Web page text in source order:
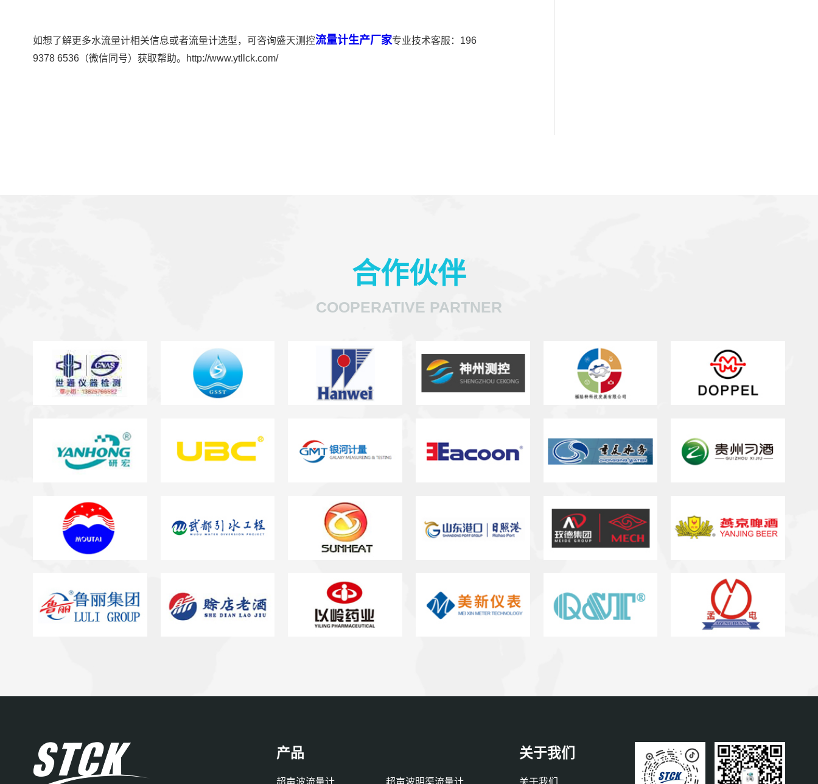
如想了解更多水流量计相关信息或者流量计选型，可咨询盛天测控流量计生产厂家专业技术客服：196
9378 6536（微信同号）获取帮助。http://www.ytllck.com/
合作伙伴
COOPERATIVE PARTNER
产品
超声波流量计 超声波明渠流量计
关于我们
关于我们